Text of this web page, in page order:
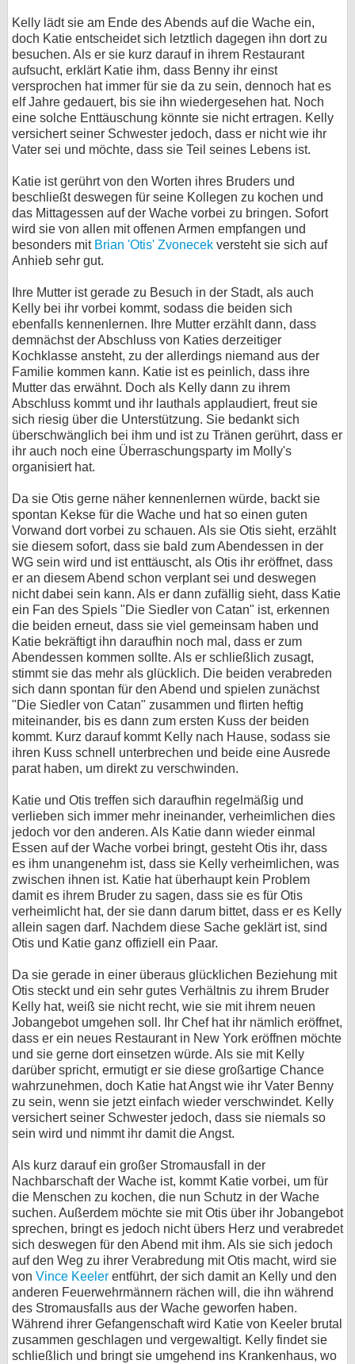
Kelly lädt sie am Ende des Abends auf die Wache ein,
doch Katie entscheidet sich letztlich dagegen ihn dort zu
besuchen. Als er sie kurz darauf in ihrem Restaurant
aufsucht, erklärt Katie ihm, dass Benny ihr einst
versprochen hat immer für sie da zu sein, dennoch hat es
elf Jahre gedauert, bis sie ihn wiedergesehen hat. Noch
eine solche Enttäuschung könnte sie nicht ertragen. Kelly
versichert seiner Schwester jedoch, dass er nicht wie ihr
Vater sei und möchte, dass sie Teil seines Lebens ist.
Katie ist gerührt von den Worten ihres Bruders und
beschließt deswegen für seine Kollegen zu kochen und
das Mittagessen auf der Wache vorbei zu bringen. Sofort
wird sie von allen mit offenen Armen empfangen und
besonders mit Brian 'Otis' Zvonecek versteht sie sich auf
Anhieb sehr gut.
Ihre Mutter ist gerade zu Besuch in der Stadt, als auch
Kelly bei ihr vorbei kommt, sodass die beiden sich
ebenfalls kennenlernen. Ihre Mutter erzählt dann, dass
demnächst der Abschluss von Katies derzeitiger
Kochklasse ansteht, zu der allerdings niemand aus der
Familie kommen kann. Katie ist es peinlich, dass ihre
Mutter das erwähnt. Doch als Kelly dann zu ihrem
Abschluss kommt und ihr lauthals applaudiert, freut sie
sich riesig über die Unterstützung. Sie bedankt sich
überschwänglich bei ihm und ist zu Tränen gerührt, dass er
ihr auch noch eine Überraschungsparty im Molly's
organisiert hat.
Da sie Otis gerne näher kennenlernen würde, backt sie
spontan Kekse für die Wache und hat so einen guten
Vorwand dort vorbei zu schauen. Als sie Otis sieht, erzählt
sie diesem sofort, dass sie bald zum Abendessen in der
WG sein wird und ist enttäuscht, als Otis ihr eröffnet, dass
er an diesem Abend schon verplant sei und deswegen
nicht dabei sein kann. Als er dann zufällig sieht, dass Katie
ein Fan des Spiels "Die Siedler von Catan" ist, erkennen
die beiden erneut, dass sie viel gemeinsam haben und
Katie bekräftigt ihn daraufhin noch mal, dass er zum
Abendessen kommen sollte. Als er schließlich zusagt,
stimmt sie das mehr als glücklich. Die beiden verabreden
sich dann spontan für den Abend und spielen zunächst
"Die Siedler von Catan" zusammen und flirten heftig
miteinander, bis es dann zum ersten Kuss der beiden
kommt. Kurz darauf kommt Kelly nach Hause, sodass sie
ihren Kuss schnell unterbrechen und beide eine Ausrede
parat haben, um direkt zu verschwinden.
Katie und Otis treffen sich daraufhin regelmäßig und
verlieben sich immer mehr ineinander, verheimlichen dies
jedoch vor den anderen. Als Katie dann wieder einmal
Essen auf der Wache vorbei bringt, gesteht Otis ihr, dass
es ihm unangenehm ist, dass sie Kelly verheimlichen, was
zwischen ihnen ist. Katie hat überhaupt kein Problem
damit es ihrem Bruder zu sagen, dass sie es für Otis
verheimlicht hat, der sie dann darum bittet, dass er es Kelly
allein sagen darf. Nachdem diese Sache geklärt ist, sind
Otis und Katie ganz offiziell ein Paar.
Da sie gerade in einer überaus glücklichen Beziehung mit
Otis steckt und ein sehr gutes Verhältnis zu ihrem Bruder
Kelly hat, weiß sie nicht recht, wie sie mit ihrem neuen
Jobangebot umgehen soll. Ihr Chef hat ihr nämlich eröffnet,
dass er ein neues Restaurant in New York eröffnen möchte
und sie gerne dort einsetzen würde. Als sie mit Kelly
darüber spricht, ermutigt er sie diese großartige Chance
wahrzunehmen, doch Katie hat Angst wie ihr Vater Benny
zu sein, wenn sie jetzt einfach wieder verschwindet. Kelly
versichert seiner Schwester jedoch, dass sie niemals so
sein wird und nimmt ihr damit die Angst.
Als kurz darauf ein großer Stromausfall in der
Nachbarschaft der Wache ist, kommt Katie vorbei, um für
die Menschen zu kochen, die nun Schutz in der Wache
suchen. Außerdem möchte sie mit Otis über ihr Jobangebot
sprechen, bringt es jedoch nicht übers Herz und verabredet
sich deswegen für den Abend mit ihm. Als sie sich jedoch
auf den Weg zu ihrer Verabredung mit Otis macht, wird sie
von Vince Keeler entführt, der sich damit an Kelly und den
anderen Feuerwehrmännern rächen will, die ihn während
des Stromausfalls aus der Wache geworfen haben.
Während ihrer Gefangenschaft wird Katie von Keeler brutal
zusammen geschlagen und vergewaltigt. Kelly findet sie
schließlich und bringt sie umgehend ins Krankenhaus, wo